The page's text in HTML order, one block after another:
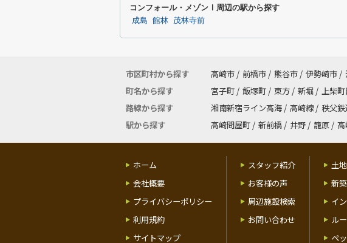
コンフォール・メゾンⅠ周辺の駅から探す
成島 館林 茂林寺前
市区町村から探す 高崎市 / 前橋市 / 熊谷市 / 伊勢崎市 /
町名から探す
宮子町 / 飯塚町 / 東方 / 新堀 / 上柴
路線から探す
湘南新宿ライン高海 / 高崎線 / 秩父鉄
駅から探す
高崎問屋町 / 新前橋 / 井野 / 籠原 /
ホーム
会社概要
プライバシーポリシー
利用規約
サイトマップ
スタッフ紹介
お客様の声
周辺施設検索
お問い合わせ
土地
新築
イ
ル
ペ